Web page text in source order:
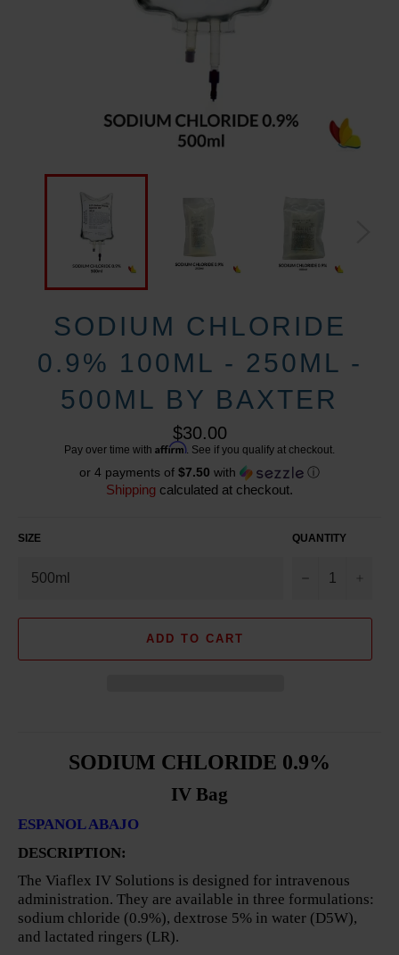
SODIUM CHLORIDE
0.9% 100ML - 250ML -
500ML BY BAXTER
Regular
price
$30.00
Pay over time with Affirm . See if you qualify at checkout.
or 4 payments of $7.50 with ⓘ
Shipping calculated at checkout.
SIZE QUANTITY
ADD TO CART
SODIUM CHLORIDE 0.9%
IV Bag
ESPANOL ABAJO
DESCRIPTION:
The Viaflex IV Solutions is designed for intravenous
administration. They are available in three formulations:
sodium chloride (0.9%), dextrose 5% in water (D5W),
and lactated ringers (LR).